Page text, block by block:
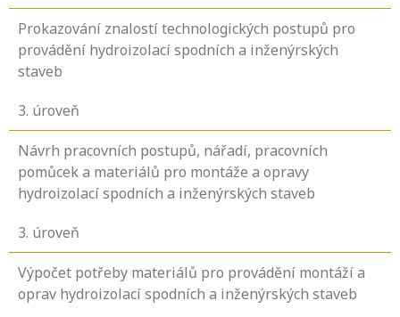
Prokazování znalostí technologických postupů pro
provádění hydroizolací spodních a inženýrských
staveb
3. úroveň
Návrh pracovních postupů, nářadí, pracovních
pomůcek a materiálů pro montáže a opravy
hydroizolací spodních a inženýrských staveb
3. úroveň
Výpočet potřeby materiálů pro provádění montáží a
oprav hydroizolací spodních a inženýrských staveb